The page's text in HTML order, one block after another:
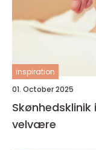
inspiration
01. October 2025
Skønhedsklinik
velvære